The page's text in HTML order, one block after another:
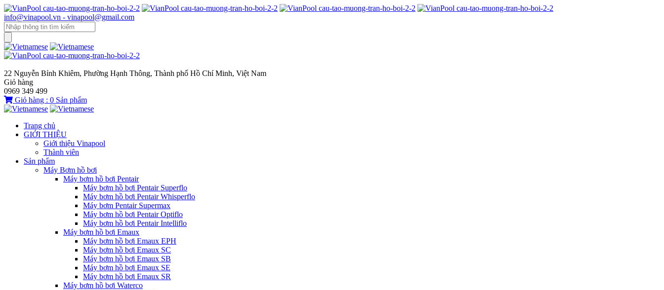
info@vinapool.vn - vinapool@gmail.com
22 Nguyễn Bỉnh Khiêm, Phường Hạnh Thông, Thành phố Hồ Chí Minh, Việt Nam
Giỏ hàng
0969 349 499
Giỏ hàng : 0 Sản phẩm
Trang chủ
GIỚI THIỆU
Giới thiệu Vinapool
Thành viên
Sản phẩm
Máy Bơm hồ bơi
Máy bơm hồ bơi Pentair
Máy bơm hồ bơi Pentair Superflo
Máy bơm hồ bơi Pentair Whisperflo
Máy bơm Pentair Supermax
Máy bơm hồ bơi Pentair Optiflo
Máy bơm hồ bơi Pentair Intelliflo
Máy bơm hồ bơi Emaux
Máy bơm hồ bơi Emaux EPH
Máy bơm hồ bơi Emaux SC
Máy bơm hồ bơi Emaux SB
Máy bơm hồ bơi Emaux SE
Máy bơm hồ bơi Emaux SR
Máy bơm hồ bơi Waterco